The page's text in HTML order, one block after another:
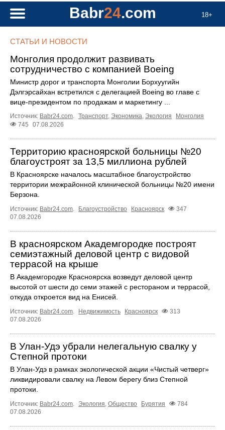
18+
Babr24.com
СТАТЬИ И НОВОСТИ
Монголия продолжит развивать
сотрудничество с компанией Boeing
Министр дорог и транспорта Монголии Борхуугийн
Дэлгэрсайхан встретился с делегацией Boeing во главе с
вице-президентом по продажам и маркетингу ...
Источник: Babr24.com. Транспорт, Экономика, Экология
Монголия
745
07.08.2026
Территорию красноярской больницы №20
благоустроят за 13,5 миллиона рублей
В Красноярске началось масштабное благоустройство
территории межрайонной клинической больницы №20 имени
Берзона.
Источник: Babr24.com. Благоустройство Красноярск
347
07.08.2026
В красноярском Академгородке построят
семиэтажный деловой центр с видовой
террасой на крыше
В Академгородке Красноярска возведут деловой центр
высотой от шести до семи этажей с рестораном и террасой,
откуда откроется вид на Енисей.
Источник: Babr24.com. Недвижимость Красноярск
313
07.08.2026
В Улан-Удэ убрали нелегальную свалку у
Степной протоки
В Улан-Удэ в рамках экологической акции «Чистый четверг»
ликвидировали свалку на Левом берегу близ Степной
протоки.
Источник: Babr24.com. Экология, Общество Бурятия
784
07.08.2026